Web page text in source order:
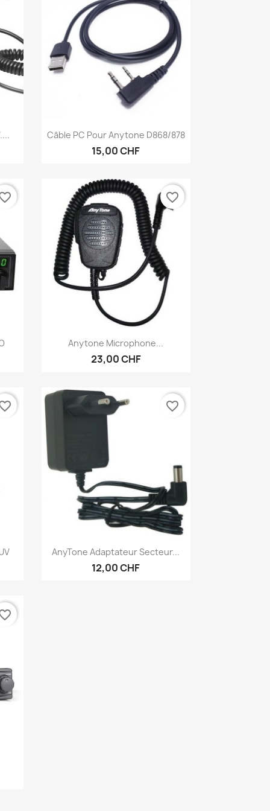
Anteprima
Câble PC Pour Anytone D868/878
15,00 CHF
Anteprima
Anytone Microphone...
23,00 CHF
favorite_border
Anteprima
AnyTone Adaptateur Secteur...
12,00 CHF
favorite_border